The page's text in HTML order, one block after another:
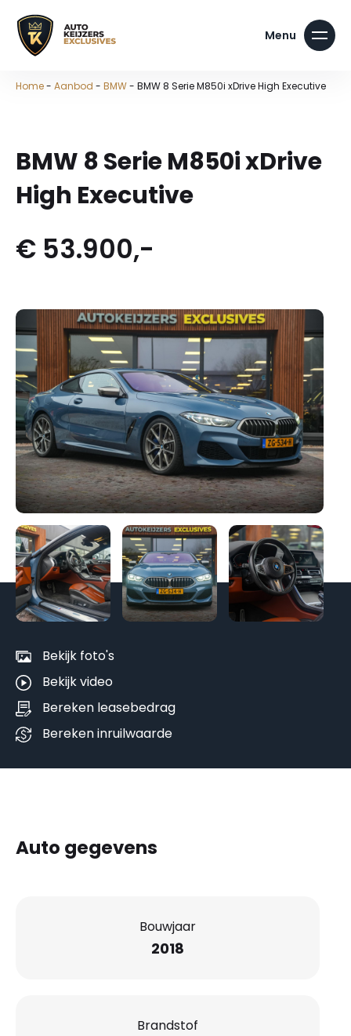
Home- Aanbod - BMW- BMW 8 Serie M850i xDrive High Executive
BMW 8 Serie M850i xDrive
High Executive
€ 53.900,-
Bekijk foto's
Bekijk video
Bereken leasebedrag
Bereken inruilwaarde
Auto gegevens
Bouwjaar
2018
Brandstof